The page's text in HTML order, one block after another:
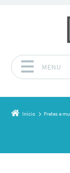
MENU
Início Fretes e